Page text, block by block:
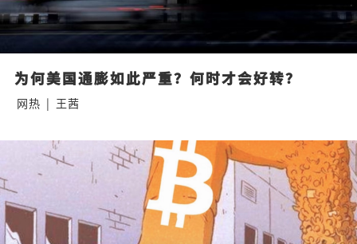
为何美国通膨如此严重？何时才会好转？
网热 | 王茜